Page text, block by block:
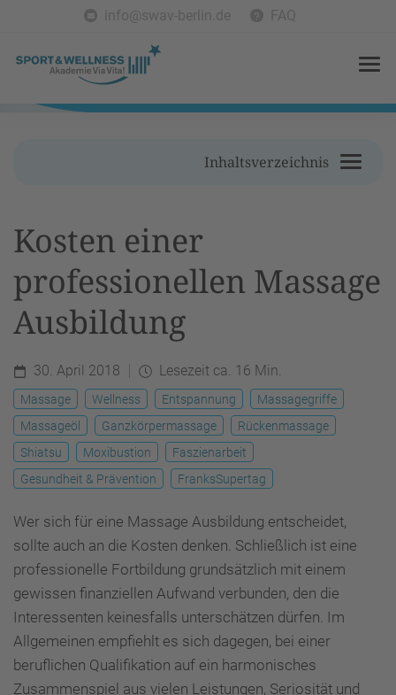
info@swav-berlin.de FAQ
Inhaltsverzeichnis
Kosten einer
professionellen Massage
Ausbildung
30. April 2018 Lesezeit ca. 16 Min.
Massage Wellness Entspannung
Massagegriffe
Massageöl
Ganzkörpermassage
Rückenmassage
Shiatsu
Moxibustion
Faszienarbeit
Gesundheit & Prävention
FranksSupertag
Wer sich für eine Massage Ausbildung entscheidet,
sollte auch an die Kosten denken. Schließlich ist eine
professionelle Fortbildung grundsätzlich mit einem
gewissen finanziellen Aufwand verbunden, den die
Interessenten keinesfalls unterschätzen dürfen. Im
Allgemeinen empfiehlt es sich dagegen, bei einer
beruflichen Qualifikation auf ein harmonisches
Zusammenspiel aus vielen Leistungen, Seriosität und